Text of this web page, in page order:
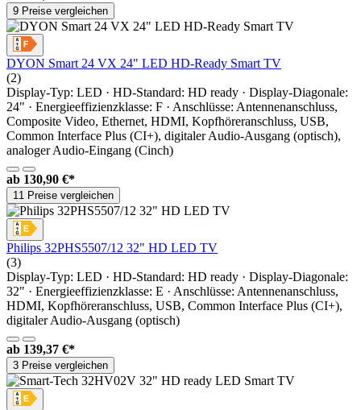
9 Preise vergleichen
DYON Smart 24 VX 24" LED HD-Ready Smart TV
(2)
Display-Typ: LED · HD-Standard: HD ready · Display-Diagonale:
24" · Energieeffizienzklasse: F · Anschlüsse: Antennenanschluss,
Composite Video, Ethernet, HDMI, Kopfhöreranschluss, USB,
Common Interface Plus (CI+), digitaler Audio-Ausgang (optisch),
analoger Audio-Eingang (Cinch)
ab 130,90 €*
11 Preise vergleichen
Philips 32PHS5507/12 32" HD LED TV
(3)
Display-Typ: LED · HD-Standard: HD ready · Display-Diagonale:
32" · Energieeffizienzklasse: E · Anschlüsse: Antennenanschluss,
HDMI, Kopfhöreranschluss, USB, Common Interface Plus (CI+),
digitaler Audio-Ausgang (optisch)
ab 139,37 €*
3 Preise vergleichen